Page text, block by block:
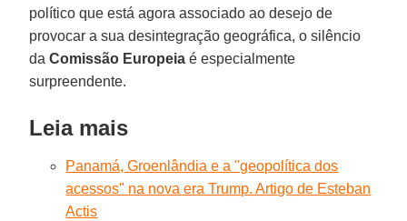
político que está agora associado ao desejo de
provocar a sua desintegração geográfica, o silêncio
daComissão Europeia é especialmente
surpreendente.
Leia mais
Panamá, Groenlândia e a "geopolítica dos
acessos" na nova era Trump. Artigo de Esteban
Actis